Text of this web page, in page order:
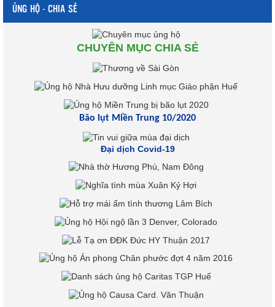
ỦNG HỘ - CHIA SẺ
CHUYÊN MỤC CHIA SẺ
Bão lụt Miền Trung 10/2020
Đại dịch Covid-19